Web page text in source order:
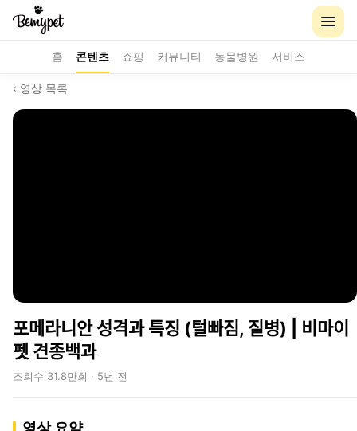
홈 콘텐츠 쇼핑 커뮤니티 동물병원 서비스
‹ 영상 목록
포메라니안 성격과 특징 (털빠짐, 질병) | 비마이
펫 견종백과
조회수 31.8만회 · 5년 전
영상 요약